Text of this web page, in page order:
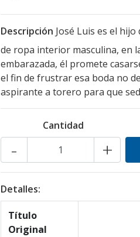
Descripción José Luis es el
de ropa interior masculina, en
embarazada, él promete
el fin de frustrar esa boda no
aspirante a torero para que
Cantidad
+
-
Detalles:
Título
Original